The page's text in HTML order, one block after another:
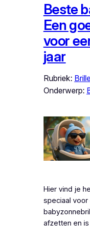
Beste
Een
voor
jaar
Rubriek:
Onderwerp:
Hier vind je
speciaal voor
afzetten en